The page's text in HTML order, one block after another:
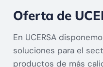
Oferta de
En UCERSA
soluciones para el
productos de más